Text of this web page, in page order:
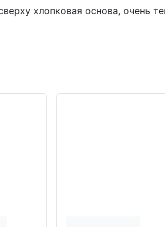
хлопковая основа, очень